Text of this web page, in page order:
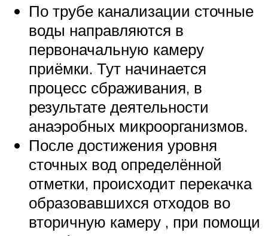
По трубе канализации сточные
воды направляются в
первоначальную камеру
приёмки. Тут начинается
процесс сбраживания, в
результате деятельности
анаэробных микроорганизмов.
После достижения уровня
сточных вод определённой
отметки, происходит перекачка
образовавшихся отходов во
вторичную камеру , при помощи